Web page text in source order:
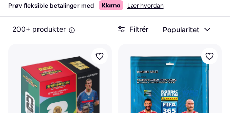
Prøv fleksible betalinger med Lær hvordan
200+ produkter Filtrér Popularitet